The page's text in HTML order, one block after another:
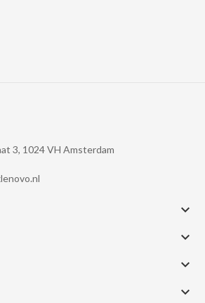
3, 1024 VH Amsterdam



